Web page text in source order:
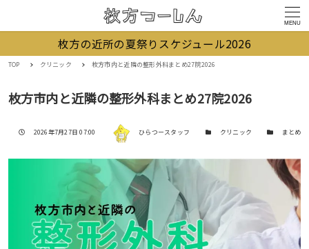
MENU
枚方の近所の夏祭りスケジュール2026
TOP クリニック 枚方市内と近隣の整形外科まとめ27院2026
枚方市内と近隣の整形外科まとめ27院2026
投稿日
2026年7月27日 07:00 著者 ひらつースタッフ カテゴリークリニック カテゴリー
まとめ